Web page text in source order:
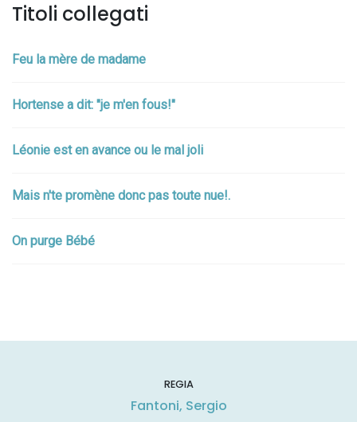
Titoli collegati
Feu la mère de madame
Hortense a dit: "je m'en fous!"
Léonie est en avance ou le mal joli
Mais n'te promène donc pas toute nue!.
On purge Bébé
REGIA
Fantoni, Sergio